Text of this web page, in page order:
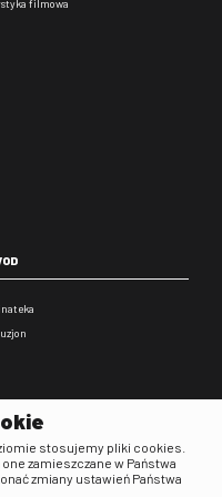
filmowa
stosujemy pliki cookies.
zamieszczane w Państwa
zmiany ustawień Państwa